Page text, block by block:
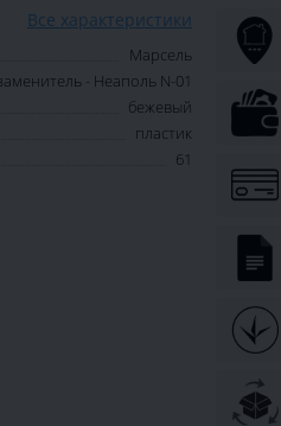
Все характеристики
Марсель
- Неаполь N-01
бежевый
пластик
61